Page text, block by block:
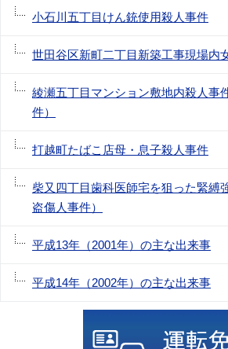
小石川五丁目けん銃使用殺人事件
世田谷区新町二丁目新築工事現場内
綾瀬五丁目マンション敷地内殺人事
件）
打越町たばこ店母・息子殺人事件
柴又四丁目歯科医師宅を狙った緊縛
盗傷人事件）
平成13年（2001年）の主な出来事
平成14年（2002年）の主な出来事